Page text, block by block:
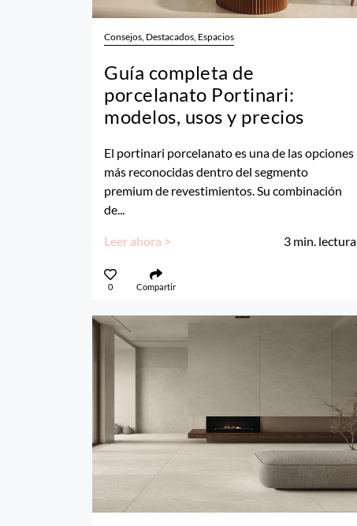
Consejos, Destacados, Espacios
Guía completa de
porcelanato Portinari:
modelos, usos y precios
El portinari porcelanato es una de las opciones
más reconocidas dentro del segmento
premium de revestimientos. Su combinación
de...
Leer ahora > 3 min. lectura
0 Compartir